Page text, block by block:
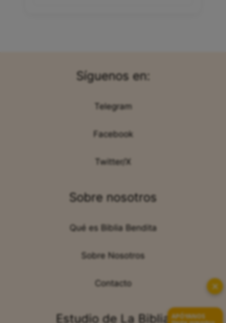
Síguenos en:
Telegram
Facebook
Twitter/X
Sobre nosotros
Qué es Biblia Bendita
Sobre Nosotros
Contacto
Estudio de La Biblia
✕
APÓYANOS